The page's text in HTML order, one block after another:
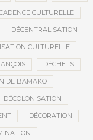
CULTURELLE
DÉCENTRALISATION
CULTURELLE
DÉCHETS
DE BAMAKO
DÉCOLONISATION
DÉCORATION